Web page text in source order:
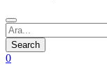
0